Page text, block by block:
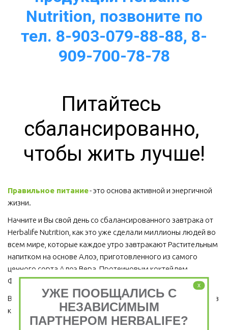
Nutrition, позвоните по
тел. 8-903-079-88-88, 8-
909-700-78-78
Питайтесь
сбалансированно,
чтобы жить лучше!
Правильное питание - это основа активной и энергичной
жизни.
Начните и Вы свой день со сбалансированного завтрака от
Herbalife Nutrition, как это уже сделали миллионы людей во
всем мире, которые каждое утро завтракают Растительным
напитком на основе Алоэ, приготовленного из самого
ценного сорта Алоэ Вера, Протеиновым коктейлем
Формула 1 и Травяным тонизирующим напитком (чай).
Ведь завтрак является важным приемом пищи, который ни в
коем случае пропускать нельзя!
x
УЖЕ ПООБЩАЛИСЬ С
НЕЗАВИСИМЫМ
ПАРТНЕРОМ HERBALIFE?